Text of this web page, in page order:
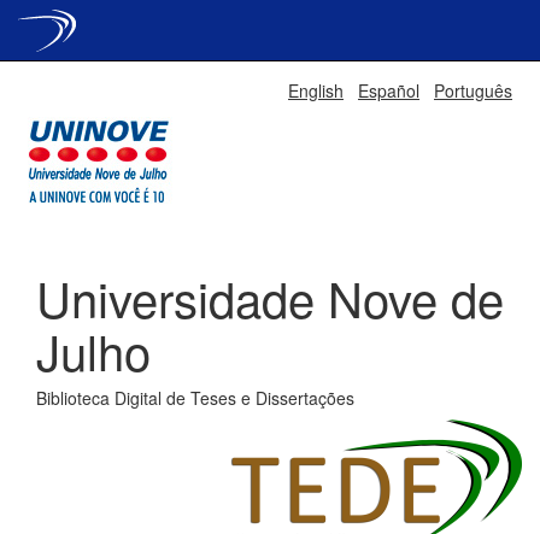
English Español Português
Universidade Nove de
Julho
Biblioteca Digital de Teses e Dissertações